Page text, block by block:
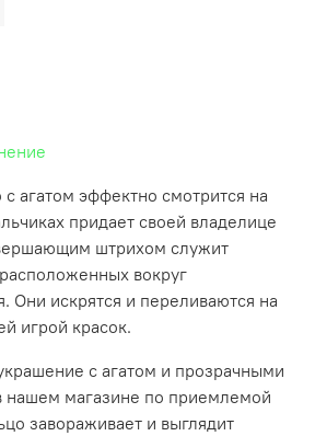
агатом эффектно смотрится на
придает своей владелице
штрихом служит
вокруг
Они искрятся и переливаются на
игрой красок.
с агатом и прозрачными
магазине по приемлемой
завораживает и выглядит